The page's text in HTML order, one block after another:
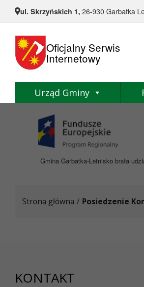
ul. Skrzyńskich 1, 26-930 Garbatka
Oficjalny Serwis
Internetowy
Urząd Gminy
Gmina Garbatka-Letnisko brała
Strona główna / Posiedzenie
KONTAKT